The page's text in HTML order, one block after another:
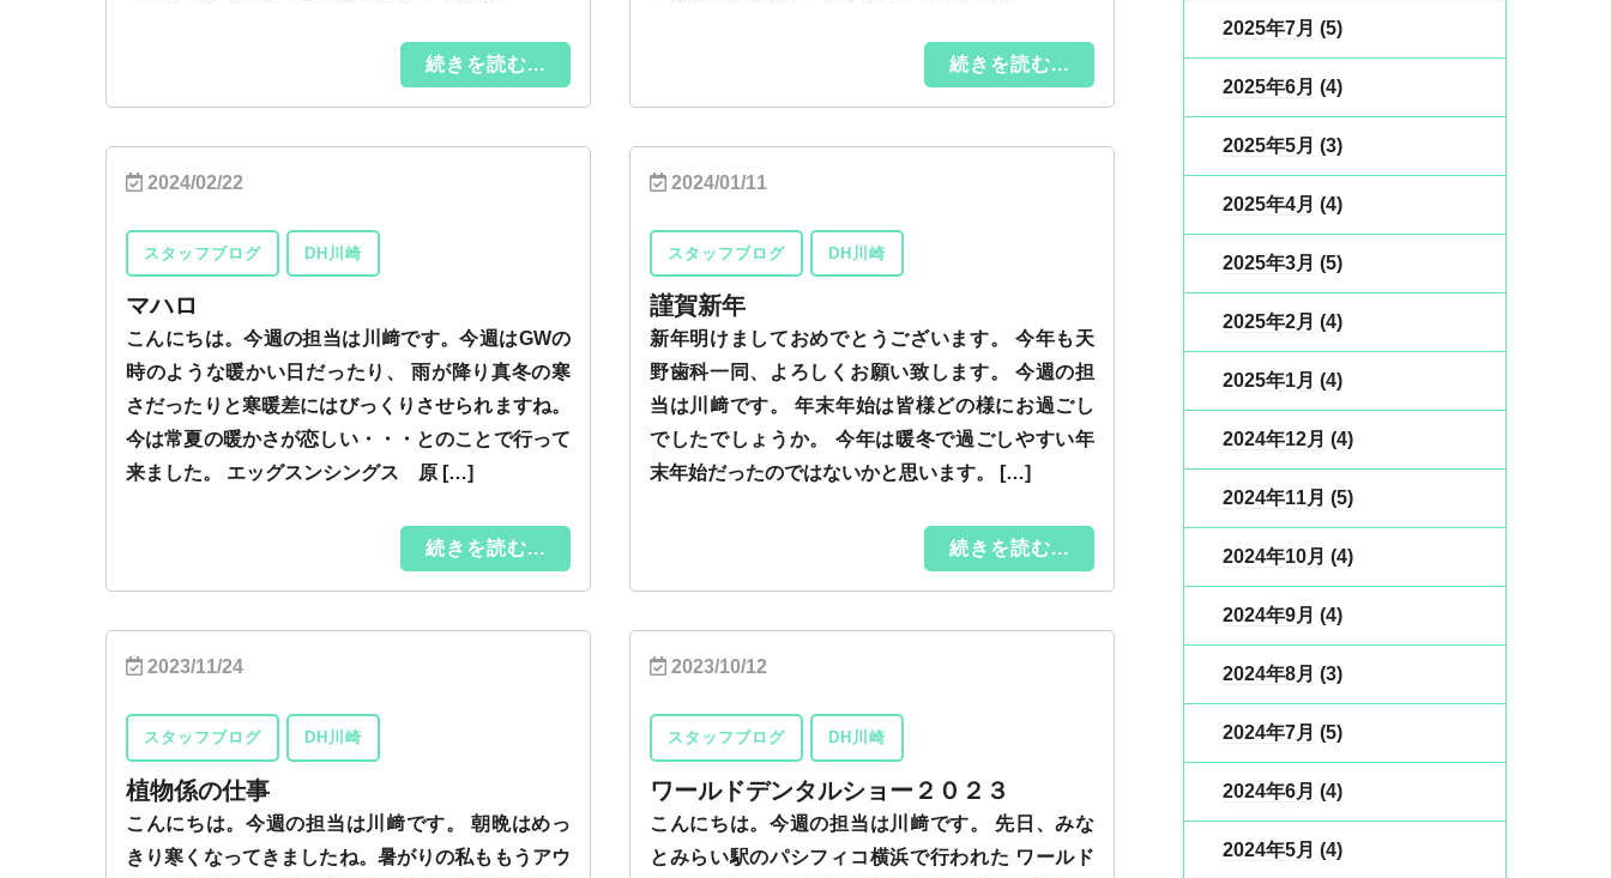
続きを読む... 続きを読む...
2024/02/22
スタッフブログ DH川崎
マハロ
こんにちは。今週の担当は川﨑です。今週はGWの
時のような暖かい日だったり、 雨が降り真冬の寒
さだったりと寒暖差にはびっくりさせられますね。
今は常夏の暖かさが恋しい・・・とのことで行って
来ました。 エッグスンシングス 原 […]
続きを読む...
2024/01/11
スタッフブログ DH川崎
謹賀新年
新年明けましておめでとうございます。 今年も天
野歯科一同、よろしくお願い致します。 今週の担
当は川﨑です。 年末年始は皆様どの様にお過ごし
でしたでしょうか。 今年は暖冬で過ごしやすい年
末年始だったのではないかと思います。 […]
続きを読む...
2023/11/24
スタッフブログ DH川崎
植物係の仕事
こんにちは。今週の担当は川﨑です。 朝晩はめっ
きり寒くなってきましたね。暑がりの私ももうアウ
2023/10/12
スタッフブログ DH川崎
ワールドデンタルショー２０２３
こんにちは。今週の担当は川﨑です。 先日、みな
とみらい駅のパシフィコ横浜で行われた ワールド
2025年7月 (5)
2025年6月 (4)
2025年5月 (3)
2025年4月 (4)
2025年3月 (5)
2025年2月 (4)
2025年1月 (4)
2024年12月 (4)
2024年11月 (5)
2024年10月 (4)
2024年9月 (4)
2024年8月 (3)
2024年7月 (5)
2024年6月 (4)
2024年5月 (4)